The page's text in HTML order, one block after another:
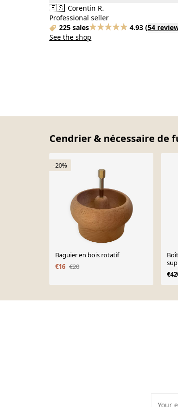
🇪🇸 Corentin R.
Professional seller
225 sales
4.93 (54
See the shop
Cendrier & nécessaire de
-20%
Baguier en bois rotatif
€16 €20